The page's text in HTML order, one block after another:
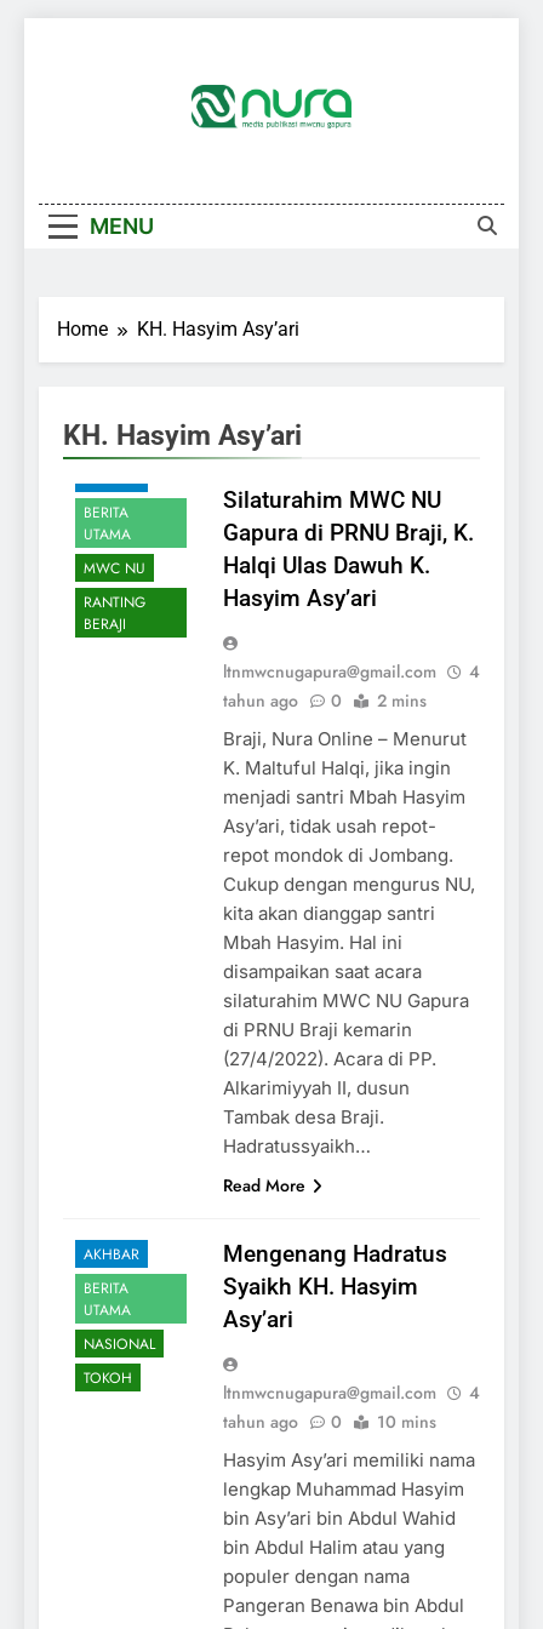
MENU
Home KH. Hasyim Asy’ari
KH. Hasyim Asy’ari
AKHBAR
BERITA
UTAMA
MWC NU
RANTING
BERAJI
Silaturahim MWC NU
Gapura di PRNU Braji, K.
Halqi Ulas Dawuh K.
Hasyim Asy’ari
ltnmwcnugapura@gmail.com
4
tahun ago
0 2 mins
Braji, Nura Online – Menurut
K. Maltuful Halqi, jika ingin
menjadi santri Mbah Hasyim
Asy’ari, tidak usah repot-
repot mondok di Jombang.
Cukup dengan mengurus NU,
kita akan dianggap santri
Mbah Hasyim. Hal ini
disampaikan saat acara
silaturahim MWC NU Gapura
di PRNU Braji kemarin
(27/4/2022). Acara di PP.
Alkarimiyyah II, dusun
Tambak desa Braji.
Hadratussyaikh…
Read More
AKHBAR
BERITA
UTAMA
NASIONAL
TOKOH
Mengenang Hadratus
Syaikh KH. Hasyim
Asy’ari
ltnmwcnugapura@gmail.com
4
tahun ago
0 10 mins
Hasyim Asy’ari memiliki nama
lengkap Muhammad Hasyim
bin Asy’ari bin Abdul Wahid
bin Abdul Halim atau yang
populer dengan nama
Pangeran Benawa bin Abdul